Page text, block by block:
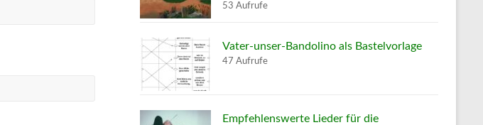
53 Aufrufe
Vater-unser-Bandolino als Bastelvorlage
47 Aufrufe
Empfehlenswerte Lieder für die